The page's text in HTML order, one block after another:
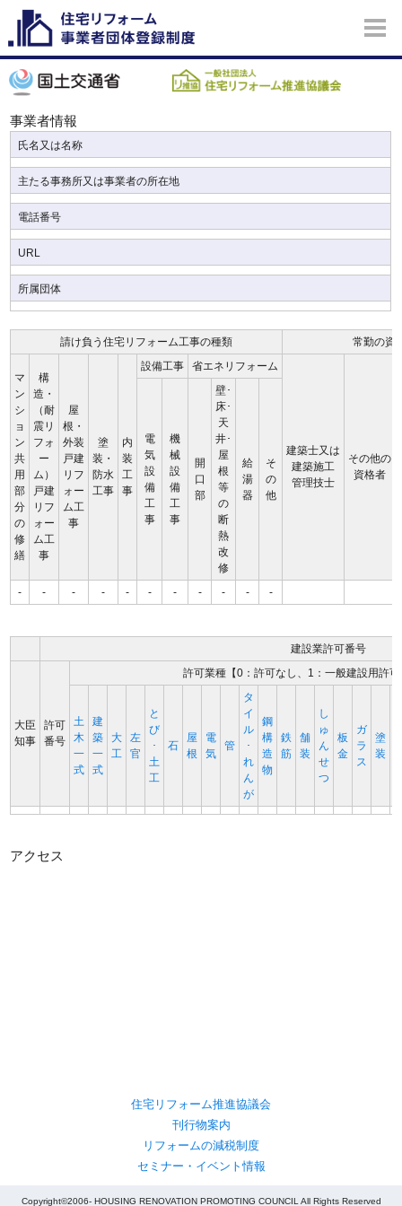
事業者情報
氏名又は名称
主たる事務所又は事業者の所在地
電話番号
URL
所属団体
請け負う住宅リフォーム工事の種類 常勤の資
マ
ン
シ
ョ
ン
共
用
部
分
の
修
繕
構
造・
（耐
震リ
フォ
ー
ム）
戸建
リフ
ォー
ム工
事
屋
根・
外装
戸建
リフ
ォー
ム工
事
塗
装・
防水
工事
内
装
工
事
設備工事 省エネリフォーム
建築士又は
建築施工
管理技士
その他の
資格者
電
気
設
備
工
事
機
械
設
備
工
事
開
口
部
壁･
床･
天
井･
屋
根
等
の
断
熱
改
修
給
湯
器
そ
の
他
- - - - - - - - - - -
建設業許可番号
大臣
知事
許可
番号
許可業種【0：許可なし、1：一般建設用許
土
木
一
式
建
築
一
式
大
工
左
官
と
び
･
土
工
石
屋
根
電
気
管
タ
イ
ル
･
れ
ん
が
鋼
構
造
物
鉄
筋
舗
装
し
ゅ
ん
せ
つ
板
金
ガ
ラ
ス
塗
装
アクセス
住宅リフォーム推進協議会
刊行物案内
リフォームの減税制度
セミナー・イベント情報
Copyright©2006- HOUSING RENOVATION PROMOTING COUNCIL All Rights Reserved